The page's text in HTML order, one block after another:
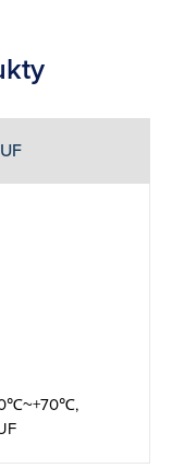
0℃~+70℃,